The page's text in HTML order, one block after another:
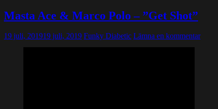
Masta Ace & Marco Polo – ”Get Shot”
19 juli, 201919 juli, 2019 Funky Diabetic Lämna en kommentar